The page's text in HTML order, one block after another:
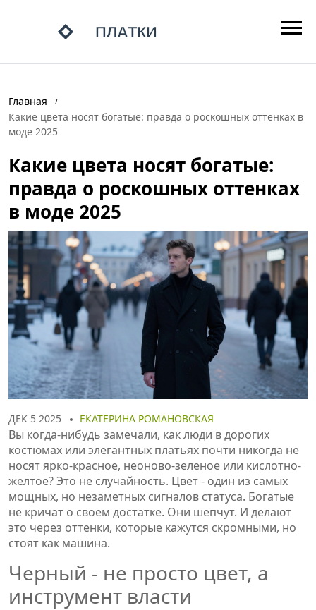
Главная
Какие цвета носят богатые: правда о роскошных оттенках в
моде 2025
Какие цвета носят богатые:
правда о роскошных оттенках
в моде 2025
ДЕК 5 2025 ЕКАТЕРИНА РОМАНОВСКАЯ
Вы когда-нибудь замечали, как люди в дорогих
костюмах или элегантных платьях почти никогда не
носят ярко-красное, неоново-зеленое или кислотно-
желтое? Это не случайность. Цвет - один из самых
мощных, но незаметных сигналов статуса. Богатые
не кричат о своем достатке. Они шепчут. И делают
это через оттенки, которые кажутся скромными, но
стоят как машина.
Черный - не просто цвет, а
инструмент власти